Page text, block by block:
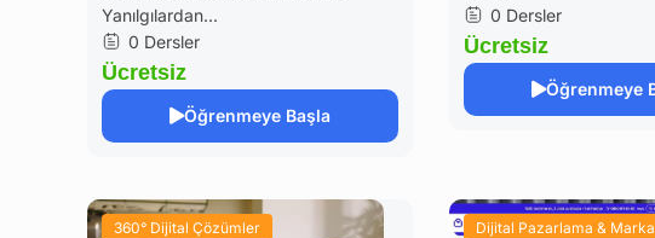
Yanılgılardan...
0 Dersler
Ücretsiz
Öğrenmeye Başla
0 Dersler
Ücretsiz
Öğrenmeye
360° Dijital Çözümler Dijital Pazarlama &